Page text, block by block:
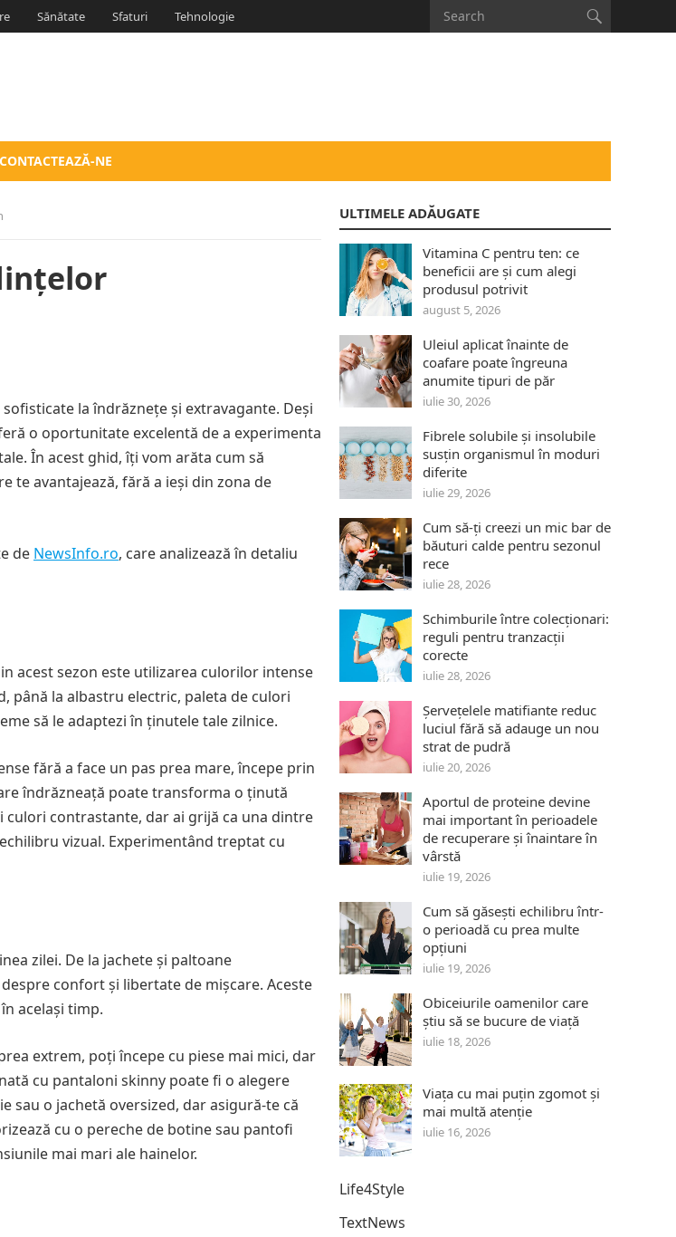
Sănătate Sfaturi Tehnologie
CONTACTEAZĂ-NE
la îndrăznețe și extravagante. Deși
o oportunitate excelentă de a experimenta
În acest ghid, îți vom arăta cum să
te avantajează, fără a ieși din zona de
de NewsInfo.ro, care analizează în detaliu
acest sezon este utilizarea culorilor intense
până la albastru electric, paleta de culori
să le adaptezi în ținutele tale zilnice.
fără a face un pas prea mare, începe prin
îndrăzneață poate transforma o ținută
contrastante, dar ai grijă ca una dintre
vizual. Experimentând treptat cu
zilei. De la jachete și paltoane
confort și libertate de mișcare. Aceste
același timp.
extrem, poți începe cu piese mai mici, dar
cu pantaloni skinny poate fi o alegere
sau o jachetă oversized, dar asigură-te că
cu o pereche de botine sau pantofi
mai mari ale hainelor.
ULTIMELE ADĂUGATE
Vitamina C pentru ten: ce
beneficii are și cum alegi
produsul potrivit
august 5, 2026
Uleiul aplicat înainte de
coafare poate îngreuna
anumite tipuri de păr
iulie 30, 2026
Fibrele solubile și insolubile
susțin organismul în moduri
diferite
iulie 29, 2026
Cum să-ți creezi un mic bar de
băuturi calde pentru sezonul
rece
iulie 28, 2026
Schimburile între colecționari:
reguli pentru tranzacții
corecte
iulie 28, 2026
Șervețelele matifiante reduc
luciul fără să adauge un nou
strat de pudră
iulie 20, 2026
Aportul de proteine devine
mai important în perioadele
de recuperare și înaintare în
vârstă
iulie 19, 2026
Cum să găsești echilibru într-
o perioadă cu prea multe
opțiuni
iulie 19, 2026
Obiceiurile oamenilor care
știu să se bucure de viață
iulie 18, 2026
Viața cu mai puțin zgomot și
mai multă atenție
iulie 16, 2026
Life4Style
TextNews